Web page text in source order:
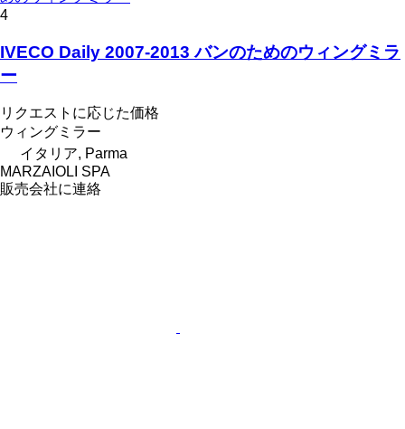
4
IVECO Daily 2007-2013 バンのためのウィングミラ
ー
リクエストに応じた価格
ウィングミラー
イタリア, Parma
MARZAIOLI SPA
販売会社に連絡